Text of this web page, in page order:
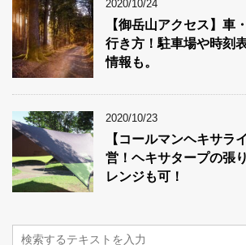
2020/10/24
【御岳山アクセス】車
行き方！駐車場や時刻
情報も。
2020/10/23
【コールマンヘキサラ
営！ヘキサタープの張
レンジも可！